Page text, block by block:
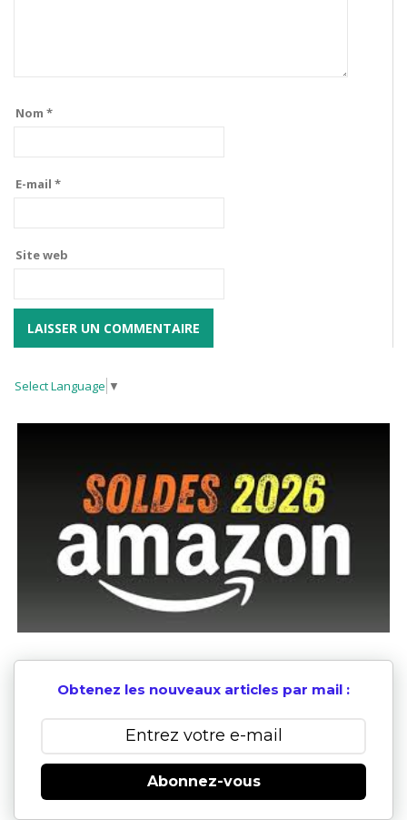
Nom *
E-mail *
Site web
Select Language ▼
Obtenez les nouveaux articles par mail :
Abonnez-vous